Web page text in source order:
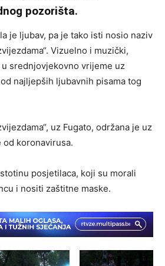
pozorišta.
je ljubav, pa je tako isti nosio naziv
Vizuelno i muzički,
srednjovjekovno vrijeme uz
najljepših ljubavnih pisama tog
uz Fugato, održana je uz
koronavirusa.
posjetilaca, koji su morali
i nositi zaštitne maske.